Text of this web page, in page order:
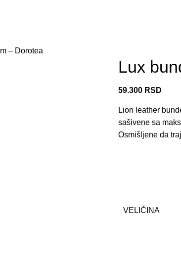
– Dorotea
Lux
59.300 RSD
Lion leather
sašivene sa
Osmišljene da
VELIČINA